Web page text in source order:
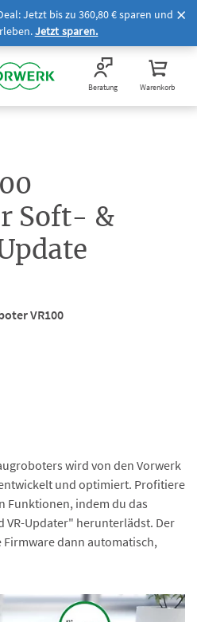
Jetzt bis zu 360,80 € sparen und
Jetzt sparen.
Beratung Warenkorb
Soft- &
VR100
wird von den Vorwerk
und optimiert. Profitiere
Funktionen, indem du das
VR-Updater" herunterlädst. Der
Firmware dann automatisch,